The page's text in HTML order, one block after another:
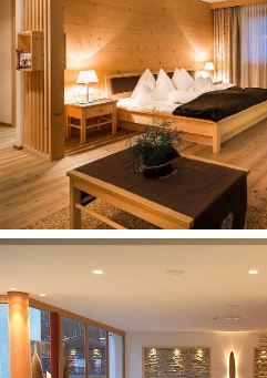
Viešbučio teritorijoje
terasa (lounge terasa)
registratūra (08:00-22:30)
slidžių/batų saugojimo
uždari baseinai: 1 (šildomas,
a la carte restoranai: 1
vyno rūsys
barai: 1 (lounge)
restoranai: 1
kavinė 1
garažas nemokamai
Numeryje
plaukų džiovintuvas: yra
rankšluosčių keitimas: pagal